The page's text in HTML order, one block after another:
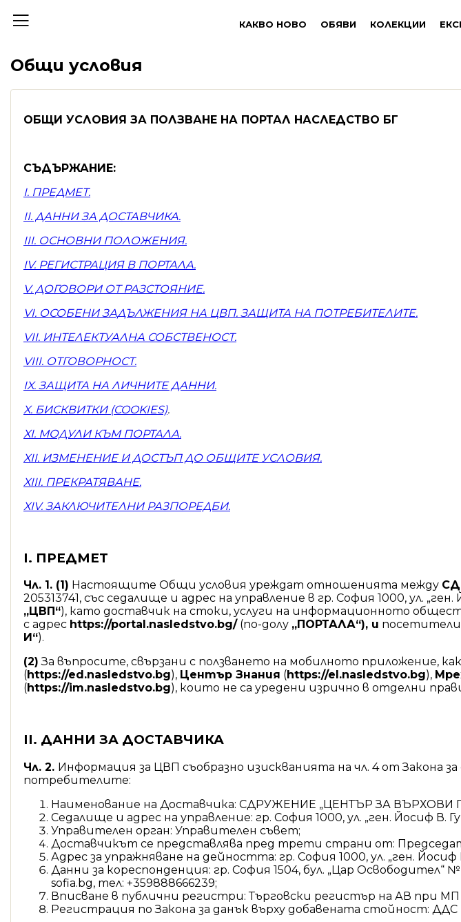
КАКВО НОВО ОБЯВИ КОЛЕКЦИИ
Общи условия
ОБЩИ УСЛОВИЯ ЗА ПОЛЗВАНЕ НА ПОРТАЛ НАСЛЕДСТВО БГ
СЪДЪРЖАНИЕ:
I. ПРЕДМЕТ.
ІІ. ДАННИ ЗА ДОСТАВЧИКА.
III. ОСНОВНИ ПОЛОЖЕНИЯ.
IV. РЕГИСТРАЦИЯ В ПОРТАЛА.
V. ДОГОВОРИ ОТ РАЗСТОЯНИЕ.
VI. ОСОБЕНИ ЗАДЪЛЖЕНИЯ НА ЦВП. ЗАЩИТА НА ПОТРЕБИТЕЛИТЕ.
VII. ИНТЕЛЕКТУАЛНА СОБСТВЕНОСТ.
VIII. ОТГОВОРНОСТ.
IX. ЗАЩИТА НА ЛИЧНИТЕ ДАННИ.
X. БИСКВИТКИ (COOKIES).
XI. МОДУЛИ КЪМ ПОРТАЛА.
XII. ИЗМЕНЕНИЕ И ДОСТЪП ДО ОБЩИТЕ УСЛОВИЯ.
XIII. ПРЕКРАТЯВАНЕ.
XIV. ЗАКЛЮЧИТЕЛНИ РАЗПОРЕДБИ.
I. ПРЕДМЕТ
Чл. 1. (1) Настоящите Общи условия уреждат отношенията между
205313741, със седалище и адрес на управление в гр. София 1000, ул.
„ЦВП“), като доставчик на стоки, услуги на информационното
с адрес https://portal.nasledstvo.bg/(по-долу „ПОРТАЛА“), и
И“).
(2) За въпросите, свързани с ползването на мобилното приложение,
(https://ed.nasledstvo.bg), Център Знания (https://el.nasledstvo.bg),
(https://im.nasledstvo.bg), които не са уредени изрично в отделни
ІІ. ДАННИ ЗА ДОСТАВЧИКА
Чл. 2. Информация за ЦВП съобразно изискванията на чл. 4 от Закона
потребителите:
Наименование на Доставчика: СДРУЖЕНИЕ „ЦЕНТЪР ЗА
Седалище и адрес на управление: гр. София 1000, ул. „ген. Йосиф В.
Управителен орган: Управителен съвет;
Доставчикът се представлява пред трети страни от:
Адрес за упражняване на дейността: гр. София 1000, ул. „ген. Йосиф
Данни за кореспонденция: гр. София 1504, бул. „Цар Освободител“
sofia.bg, тел: +359888666239;
Вписване в публични регистри: Търговски регистър на АВ при МП
Регистрация по Закона за данък върху добавената стойност: ДДС